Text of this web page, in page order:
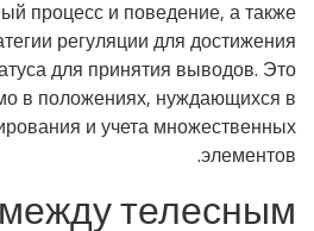
процесс и поведение, а также
регуляции для достижения
для принятия выводов. Это
в положениях, нуждающихся в
и учета множественных
элементов.
телесным